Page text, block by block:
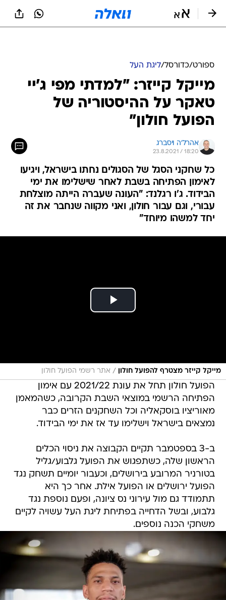
ספורט/כדורסל/ליגת העל
מייקל קייזר: "למדתי מפי ג'יי
טאקר על ההיסטוריה של
הפועל חולון"
אהרל'ה ויסברג
23.8.2021 / 18:20
כל שחקני הסגל של הסגולים נחתו בישראל, ויגיעו
לאימון הפתיחה בשבת לאחר שישלימו את ימי
הבידוד. ג'ו רגלנד: "העונה שעברה הייתה מוצלחת
עבורי, וגם עבור חולון, ואני מקווה שנחבר את זה
יחד למשהו מיוחד"
מייקל קייזר מצטרף להפועל חולון / אתר רשמי הפועל חולון
הפועל חולון תחל את עונת 2021/22 עם אימון
הפתיחה הרשמי במוצאי השבת הקרובה, כשהמאמן
מאוריציו בוסקאליה וכל השחקנים הזרים כבר
נמצאים בישראל וישלימו עד אז את ימי הבידוד.
ב-3 בספטמבר תקיים הקבוצה את ניסוי הכלים
הראשון שלה, כשתפגוש את הפועל גלבוע/גליל
בטורניר המרובע בירושלים, וכעבור יומיים תשחק נגד
הפועל ירושלים או הפועל אילת. אחר כך היא
תתמודד גם מול עירוני נס ציונה, ופעם נוספת נגד
גלבוע, ובשל הדחייה בפתיחת ליגת העל עשויה לקיים
משחקי הכנה נוספים.